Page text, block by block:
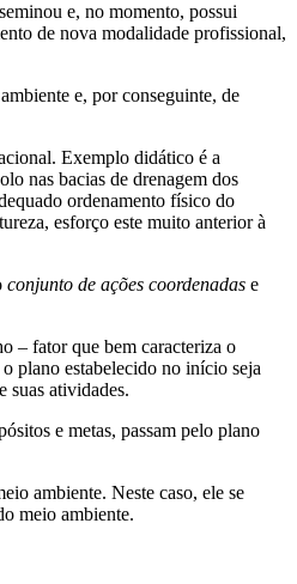
e, no momento, possui
de nova modalidade profissional,
e, por conseguinte, de
Exemplo didático é a
nas bacias de drenagem dos
ordenamento físico do
esforço este muito anterior à
conjunto de ações coordenadas e
– fator que bem caracteriza o
plano estabelecido no início seja
suas atividades.
e metas, passam pelo plano
ambiente. Neste caso, ele se
meio ambiente.